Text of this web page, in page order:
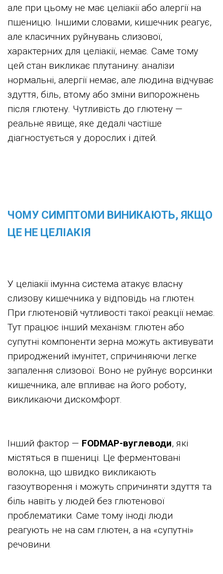
але при цьому не має целіакії або алергії на
пшеницю. Іншими словами, кишечник реагує,
але класичних руйнувань слизової,
характерних для целіакії, немає. Саме тому
цей стан викликає плутанину: аналізи
нормальні, алергії немає, але людина відчуває
здуття, біль, втому або зміни випорожнень
після глютену. Чутливість до глютену —
реальне явище, яке дедалі частіше
діагностується у дорослих і дітей.
ЧОМУ СИМПТОМИ ВИНИКАЮТЬ, ЯКЩО
ЦЕ НЕ ЦЕЛІАКІЯ
У целіакії імунна система атакує власну
слизову кишечника у відповідь на глютен.
При глютеновій чутливості такої реакції немає.
Тут працює інший механізм: глютен або
супутні компоненти зерна можуть активувати
природжений імунітет, спричиняючи легке
запалення слизової. Воно не руйнує ворсинки
кишечника, але впливає на його роботу,
викликаючи дискомфорт.
Інший фактор — FODMAP-вуглеводи, які
містяться в пшениці. Це ферментовані
волокна, що швидко викликають
газоутворення і можуть спричиняти здуття та
біль навіть у людей без глютенової
проблематики. Саме тому іноді люди
реагують не на сам глютен, а на «супутні»
речовини.